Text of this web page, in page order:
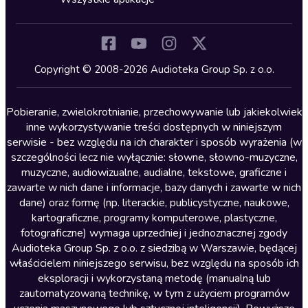
Kryminały
Lektury szkolne
Literatura anglojęzyczna
Literatura faktu
Literatura obyczajowa
Literatura piękna obca
Literatura piękna polska
Nagrania relaksacyjne
Nauka języków
Nauki humanistyczne
Podcasty i audycje
Copyright © 2008-2026 Audioteka Group Sp. z o.o.
Pobieranie, zwielokrotnianie, przechowywanie lub jakiekolwiek
inne wykorzystywanie treści dostępnych w niniejszym
serwisie - bez względu na ich charakter i sposób wyrażenia (w
szczególności lecz nie wyłącznie: słowne, słowno-muzyczne,
muzyczne, audiowizualne, audialne, tekstowe, graficzne i
zawarte w nich dane i informacje, bazy danych i zawarte w nich
dane) oraz formę (np. literackie, publicystyczne, naukowe,
kartograficzne, programy komputerowe, plastyczne,
fotograficzne) wymaga uprzedniej i jednoznacznej zgody
Audioteka Group Sp. z o.o. z siedzibą w Warszawie, będącej
właścicielem niniejszego serwisu, bez względu na sposób ich
eksploracji i wykorzystaną metodę (manualną lub
zautomatyzowaną technikę, w tym z użyciem programów